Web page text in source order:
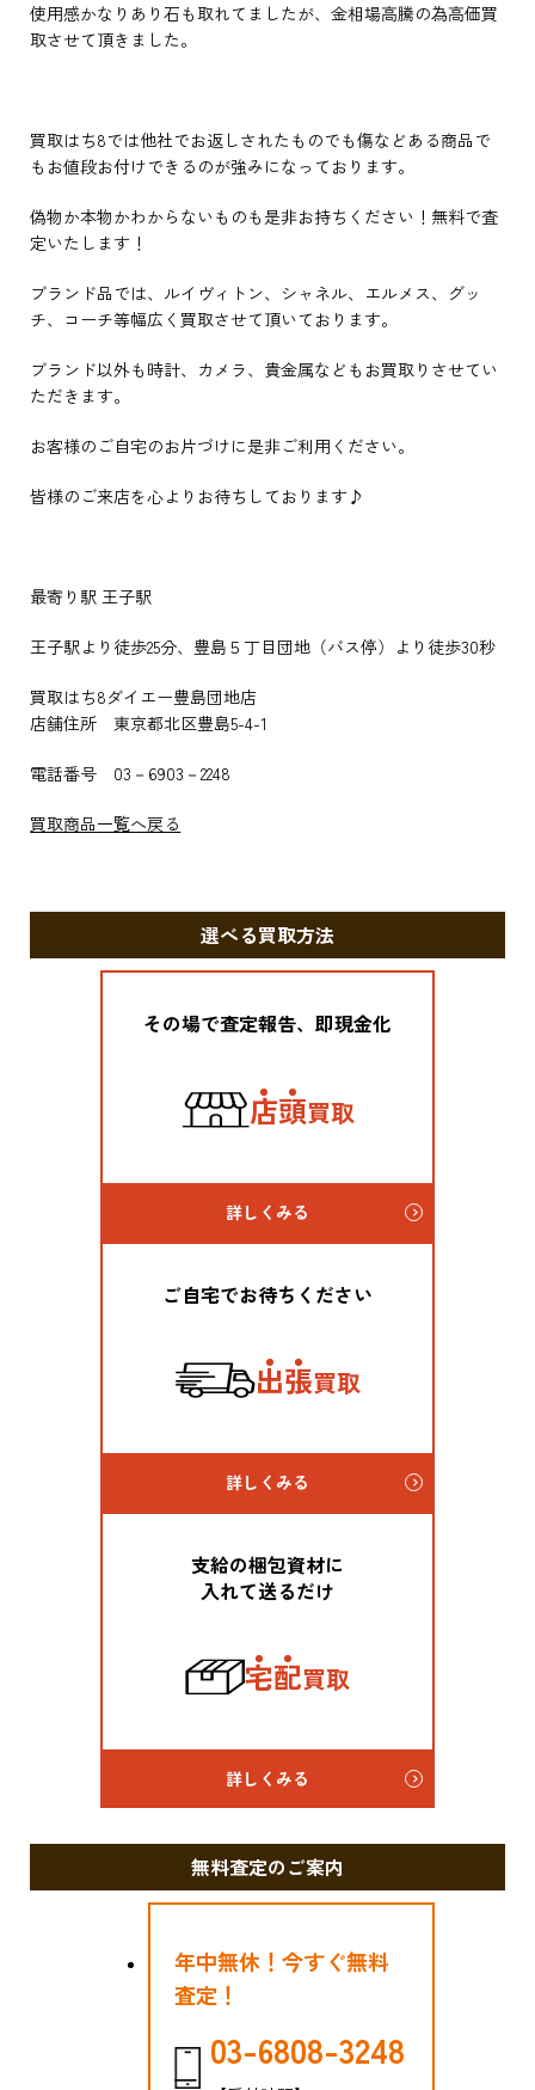
選べる買取方法
その場で査定報告、即現金化
店頭買取
詳しくみる
ご自宅でお待ちください
出張買取
詳しくみる
支給の梱包資材に
入れて送るだけ
宅配買取
詳しくみる
無料査定のご案内
年中無休！今すぐ無料
査定！
03-6808-3248
使用感かなりあり石も取れてましたが、金相場高騰の為高価買
取させて頂きました。
買取はち8では他社でお返しされたものでも傷などある商品で
もお値段お付けできるのが強みになっております。
偽物か本物かわからないものも是非お持ちください！無料で査
定いたします！
ブランド品では、ルイヴィトン、シャネル、エルメス、グッ
チ、コーチ等幅広く買取させて頂いております。
ブランド以外も時計、カメラ、貴金属などもお買取りさせてい
ただきます。
お客様のご自宅のお片づけに是非ご利用ください。
皆様のご来店を心よりお待ちしております♪
最寄り駅 王子駅
王子駅より徒歩25分、豊島５丁目団地（バス停）より徒歩30秒
買取はち8ダイエー豊島団地店
店舗住所 東京都北区豊島5-4-1
電話番号 03－6903－2248
買取商品一覧へ戻る